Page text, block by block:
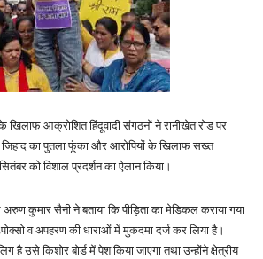
खिलाफ आक्रोशित हिंदूवादी संगठनों ने रानीखेत रोड पर
जिहाद का पुतला फूंका और आरोपियों के खिलाफ सख्त
को विशाल प्रदर्शन का ऐलान किया।
अरुण कुमार सैनी ने बताया कि पीड़िता का मेडिकल कराया गया
व अपहरण की धाराओं में मुकदमा दर्ज कर लिया है।
है उसे किशोर बोर्ड में पेश किया जाएगा तथा उन्होंने क्षेत्रीय